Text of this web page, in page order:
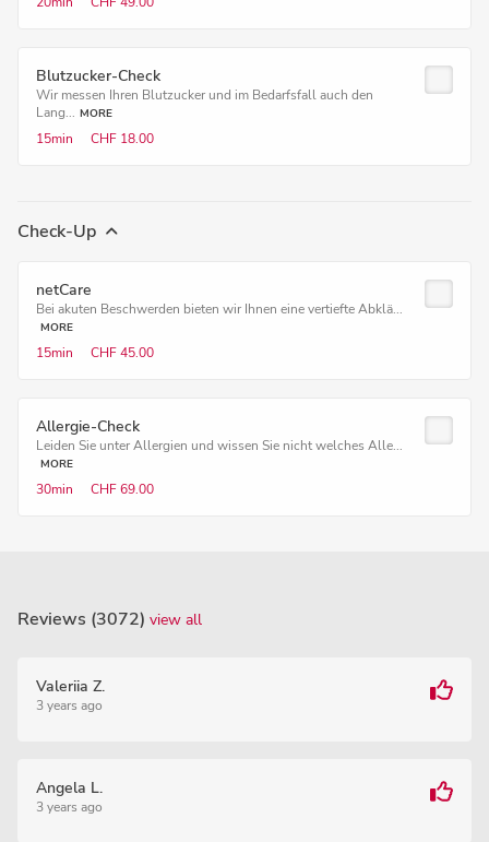
Blutzucker-Check
Wir messen Ihren Blutzucker und im Bedarfsfall auch den
Lang... MORE
15min CHF 18.00
Check-Up
netCare
Bei akuten Beschwerden bieten wir Ihnen eine vertiefte Abklä...
MORE
15min CHF 45.00
Allergie-Check
Leiden Sie unter Allergien und wissen Sie nicht welches Alle...
MORE
30min CHF 69.00
Reviews (3072) view all
Valeriia Z.
3 years ago
Angela L.
3 years ago